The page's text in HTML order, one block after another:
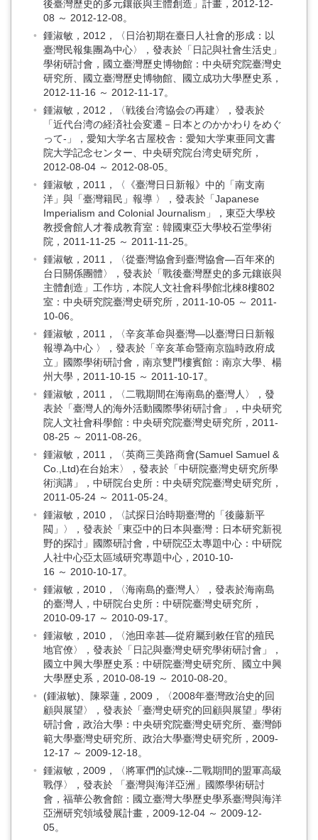
後臺灣歷史的多元鑲嵌與主體創造」計畫，2012-12-
08 ～ 2012-12-08。
鍾淑敏，2012，〈日治初期在臺日人社會的形成：以
臺灣民報集團為中心〉，發表於「日記與社會生活史」
學術研討會，國立臺灣歷史博物館：中央研究院臺灣史
研究所、國立臺灣歷史博物館、國立成功大學歷史系，
2012-11-16 ～ 2012-11-17。
鍾淑敏，2012，〈戦後台湾協会の再建〉，發表於
「近代台湾の経済社会変遷－日本とのかかわりをめぐ
って-」，愛知大学名古屋校舎：愛知大学東亜同文書
院大学記念センター、中央研究院台湾史研究所，
2012-08-04 ～ 2012-08-05。
鍾淑敏，2011，〈《臺灣日日新報》中的「南支南
洋」與「臺灣籍民」報導 〉，發表於「Japanese
Imperialism and Colonial Journalism」，東亞大學校
教授會館人才養成教育室：韓國東亞大學校石堂學術
院，2011-11-25 ～ 2011-11-25。
鍾淑敏，2011，〈從臺灣協會到臺灣協會—百年來的
台日關係團體〉，發表於「戰後臺灣歷史的多元鑲嵌與
主體創造」工作坊，本院人文社會科學館北棟8樓802
室：中央研究院臺灣史研究所，2011-10-05 ～ 2011-
10-06。
鍾淑敏，2011，〈辛亥革命與臺灣—以臺灣日日新報
報導為中心 〉，發表於「辛亥革命暨南京臨時政府成
立」國際學術研討會，南京雙門樓賓館：南京大學、楊
州大學，2011-10-15 ～ 2011-10-17。
鍾淑敏，2011，〈二戰期間在海南島的臺灣人〉，發
表於「臺灣人的海外活動國際學術研討會」，中央研究
院人文社會科學館：中央研究院臺灣史研究所，2011-
08-25 ～ 2011-08-26。
鍾淑敏，2011，〈英商三美路商會(Samuel Samuel &
Co.,Ltd)在台始末〉，發表於「中研院臺灣史研究所學
術演講」，中研院台史所：中央研究院臺灣史研究所，
2011-05-24 ～ 2011-05-24。
鍾淑敏，2010，〈試探日治時期臺灣的「後藤新平
閥」〉，發表於「東亞中的日本與臺灣：日本研究新視
野的探討」國際研討會，中研院亞太專題中心：中研院
人社中心亞太區域研究專題中心，2010-10-
16 ～ 2010-10-17。
鍾淑敏，2010，〈海南島的臺灣人〉，發表於海南島
的臺灣人，中研院台史所：中研院臺灣史研究所，
2010-09-17 ～ 2010-09-17。
鍾淑敏，2010，〈池田幸甚—從府屬到敕任官的殖民
地官僚〉，發表於「日記與臺灣史研究學術研討會」，
國立中興大學歷史系：中研院臺灣史研究所、國立中興
大學歷史系，2010-08-19 ～ 2010-08-20。
(鍾淑敏)、陳翠蓮，2009，〈2008年臺灣政治史的回
顧與展望〉，發表於「臺灣史研究的回顧與展望」學術
研討會，政治大學：中央研究院臺灣史研究所、臺灣師
範大學臺灣史研究所、政治大學臺灣史研究所，2009-
12-17 ～ 2009-12-18。
鍾淑敏，2009，〈將軍們的試煉--二戰期間的盟軍高級
戰俘〉，發表於 「臺灣與海洋亞洲」國際學術研討
會，福華公教會館：國立臺灣大學歷史學系臺灣與海洋
亞洲研究領域發展計畫，2009-12-04 ～ 2009-12-
05。